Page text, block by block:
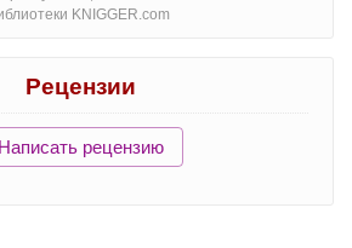
KNIGGER.com
Рецензии
Написать рецензию